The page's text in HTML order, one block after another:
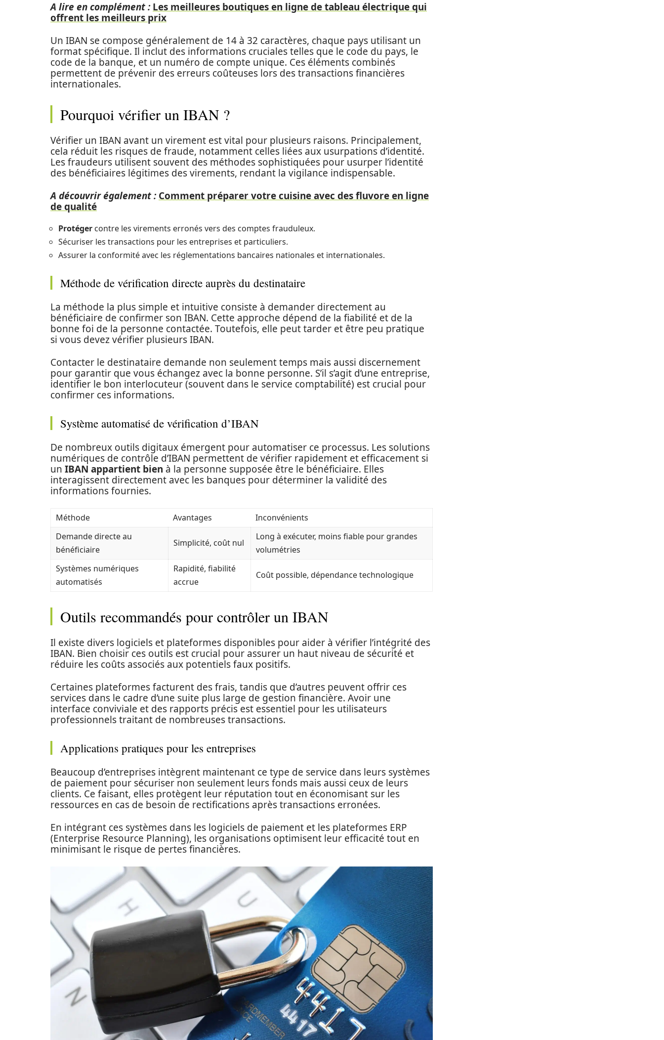
A lire en complément : Les meilleures boutiques en ligne de tableau électrique qui
offrent les meilleurs prix
Un IBAN se compose généralement de 14 à 32 caractères, chaque pays utilisant un
format spécifique. Il inclut des informations cruciales telles que le code du pays, le
code de la banque, et un numéro de compte unique. Ces éléments combinés
permettent de prévenir des erreurs coûteuses lors des transactions financières
internationales.
Pourquoi vérifier un IBAN ?
Vérifier un IBAN avant un virement est vital pour plusieurs raisons. Principalement,
cela réduit les risques de fraude, notamment celles liées aux usurpations d’identité.
Les fraudeurs utilisent souvent des méthodes sophistiquées pour usurper l’identité
des bénéficiaires légitimes des virements, rendant la vigilance indispensable.
A découvrir également : Comment préparer votre cuisine avec des fluvore en ligne
de qualité
Protéger contre les virements erronés vers des comptes frauduleux.
Sécuriser les transactions pour les entreprises et particuliers.
Assurer la conformité avec les réglementations bancaires nationales et internationales.
Méthode de vérification directe auprès du destinataire
La méthode la plus simple et intuitive consiste à demander directement au
bénéficiaire de confirmer son IBAN. Cette approche dépend de la fiabilité et de la
bonne foi de la personne contactée. Toutefois, elle peut tarder et être peu pratique
si vous devez vérifier plusieurs IBAN.
Contacter le destinataire demande non seulement temps mais aussi discernement
pour garantir que vous échangez avec la bonne personne. S’il s’agit d’une entreprise,
identifier le bon interlocuteur (souvent dans le service comptabilité) est crucial pour
confirmer ces informations.
Système automatisé de vérification d’IBAN
De nombreux outils digitaux émergent pour automatiser ce processus. Les solutions
numériques de contrôle d’IBAN permettent de vérifier rapidement et efficacement si
un IBAN appartient bien à la personne supposée être le bénéficiaire. Elles
interagissent directement avec les banques pour déterminer la validité des
informations fournies.
Méthode Avantages
Inconvénients
Demande directe au
bénéficiaire
Simplicité, coût nul
Long à exécuter, moins fiable pour grandes
volumétries
Systèmes numériques
automatisés
Rapidité, fiabilité
accrue
Coût possible, dépendance technologique
Outils recommandés pour contrôler un IBAN
Il existe divers logiciels et plateformes disponibles pour aider à vérifier l’intégrité des
IBAN. Bien choisir ces outils est crucial pour assurer un haut niveau de sécurité et
réduire les coûts associés aux potentiels faux positifs.
Certaines plateformes facturent des frais, tandis que d’autres peuvent offrir ces
services dans le cadre d’une suite plus large de gestion financière. Avoir une
interface conviviale et des rapports précis est essentiel pour les utilisateurs
professionnels traitant de nombreuses transactions.
Applications pratiques pour les entreprises
Beaucoup d’entreprises intègrent maintenant ce type de service dans leurs systèmes
de paiement pour sécuriser non seulement leurs fonds mais aussi ceux de leurs
clients. Ce faisant, elles protègent leur réputation tout en économisant sur les
ressources en cas de besoin de rectifications après transactions erronées.
En intégrant ces systèmes dans les logiciels de paiement et les plateformes ERP
(Enterprise Resource Planning), les organisations optimisent leur efficacité tout en
minimisant le risque de pertes financières.